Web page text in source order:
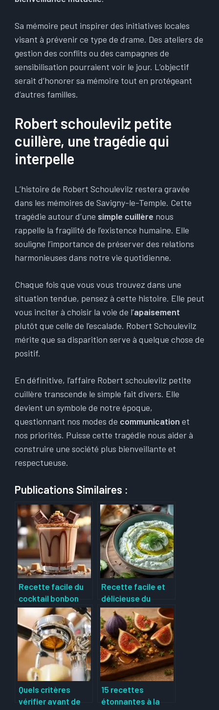
Sa mémoire peut inspirer des initiatives locales
visant à prévenir ce type de drame. Des ateliers de
gestion des conflits ou des campagnes de
sensibilisation pourraient voir le jour. L’objectif
serait d’honorer sa mémoire tout en protégeant
d’autres familles.
Robert schoulevilz petite
cuillère, une tragédie qui
interpelle
L’histoire de Robert Schoulevilz restera gravée
dans les mémoires de Savigny-le-Temple. Cette
tragédie autour d’une simple cuillère nous
rappelle la fragilité de l’existence humaine. Elle
souligne l’importance de préserver des relations
harmonieuses dans notre vie quotidienne.
Chaque fois que vous vous trouvez dans une
situation tendue, pensez à cette histoire. Elle peut
vous inciter à choisir la voie de l’apaisement
plutôt que celle de l’escalade. Robert Schoulevilz
mérite que sa disparition serve à quelque chose de
positif.
En définitive, l’affaire Robert schoulevilz petite
cuillère transcende le simple fait divers. Elle
devient un symbole de notre époque,
questionnant nos modes de communication et
nos priorités. Puisse cette tragédie nous aider à
construire une société plus bienveillante et
respectueuse.
Publications Similaires :
Recette facile du
cocktail bonbon
Snickers :
préparation
gourmande et
originale sans
alcool
Recette facile et
délicieuse du
tzatziki maison :
conseils et astuces
pour réussir –
tonbonbon.fr
Quels critères
vérifier avant de
15 recettes
étonnantes à la